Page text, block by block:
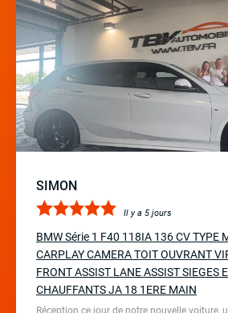
SIMON
Il y a 5 jours
BMW Série 1 F40 118IA 136 CV TYPE
CARPLAY CAMERA TOIT OUVRANT
FRONT ASSIST LANE ASSIST SIEGES
CHAUFFANTS JA 18 1ERE MAIN
Réception ce jour de notre nouvelle voiture,